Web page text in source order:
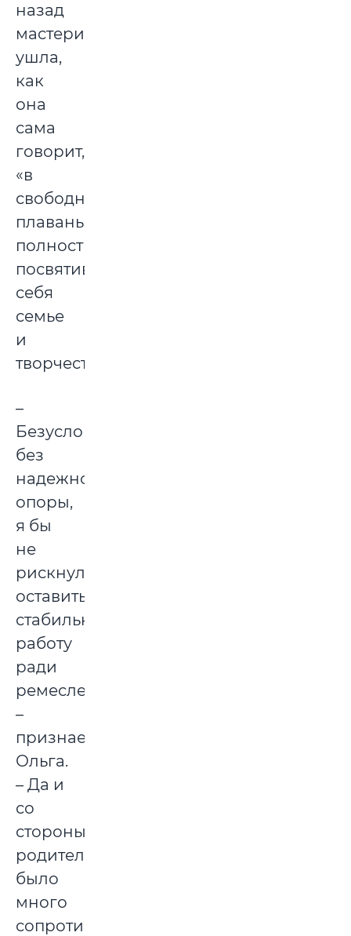
назад
мастерица
ушла,
как
она
сама
говорит,
«в
свободное
плаванье»,
полностью
посвятив
себя
семье
и
творчеству.
–
Безусловно,
без
надежной
опоры,
я бы
не
рискнула
оставить
стабильную
работу
ради
ремесленничества,
–
признается
Ольга.
– Да и
со
стороны
родителей
было
много
сопротивления,